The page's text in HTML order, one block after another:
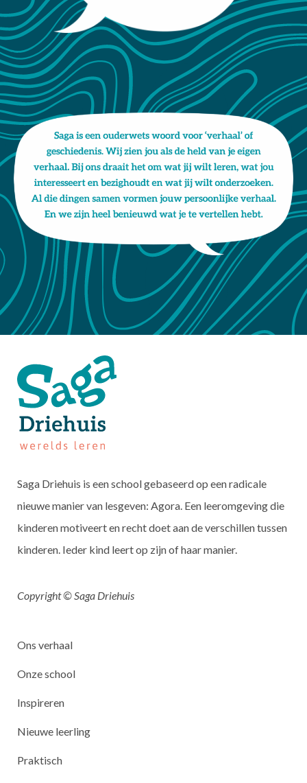
Saga Driehuis is een school gebaseerd op een radicale
nieuwe manier van lesgeven: Agora. Een leeromgeving die
kinderen motiveert en recht doet aan de verschillen tussen
kinderen. Ieder kind leert op zijn of haar manier.
Copyright © Saga Driehuis
Ons verhaal
Onze school
Inspireren
Nieuwe leerling
Praktisch